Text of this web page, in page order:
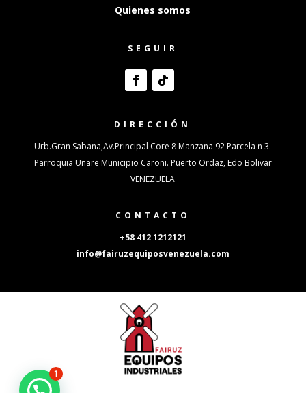
Quienes somos
SEGUIR
DIRECCIÓN
Urb.Gran Sabana,Av.Principal Core 8 Manzana 92 Parcela n 3.
Parroquia Unare Municipio Caroni. Puerto Ordaz, Edo Bolivar
VENEZUELA
CONTACTO
+58 412 1212121
info@fairuzequiposvenezuela.com
1